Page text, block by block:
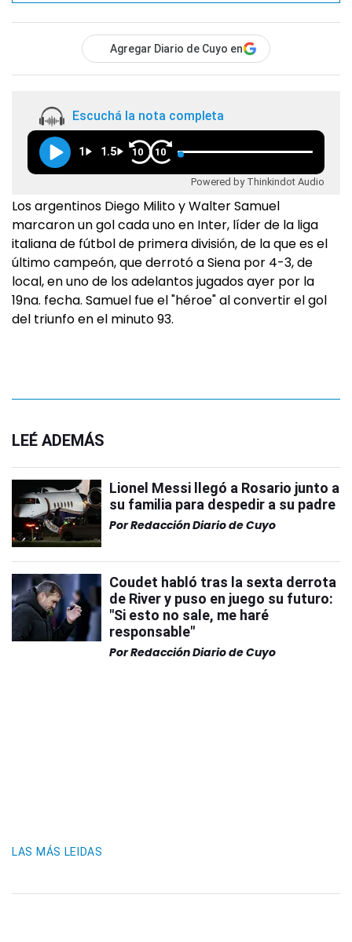
Agregar Diario de Cuyo en
Escuchá la nota completa
1 1.5 10 10
Powered by Thinkindot Audio
Los argentinos Diego Milito y Walter Samuel
marcaron un gol cada uno en Inter, líder de la liga
italiana de fútbol de primera división, de la que es el
último campeón, que derrotó a Siena por 4-3, de
local, en uno de los adelantos jugados ayer por la
19na. fecha. Samuel fue el "héroe" al convertir el gol
del triunfo en el minuto 93.
LEÉ ADEMÁS
Lionel Messi llegó a Rosario junto a
su familia para despedir a su padre
PorRedacción Diario de Cuyo
Coudet habló tras la sexta derrota
de River y puso en juego su futuro:
"Si esto no sale, me haré
responsable"
PorRedacción Diario de Cuyo
LAS MÁS LEIDAS